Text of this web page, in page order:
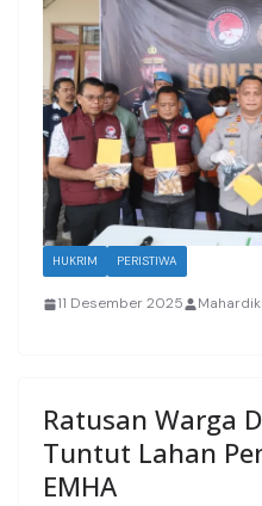
HUKRIM PERISTIWA
11 Desember 2025
Ratusan Warga
Tuntut Lahan
EMHA